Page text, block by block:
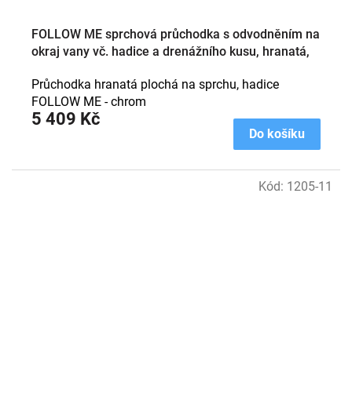
FOLLOW ME sprchová průchodka s odvodněním na
okraj vany vč. hadice a drenážního kusu, hranatá,
5 409 Kč
Do košíku
Průchodka hranatá plochá na sprchu, hadice
FOLLOW ME - chrom
Kód: 1205-11